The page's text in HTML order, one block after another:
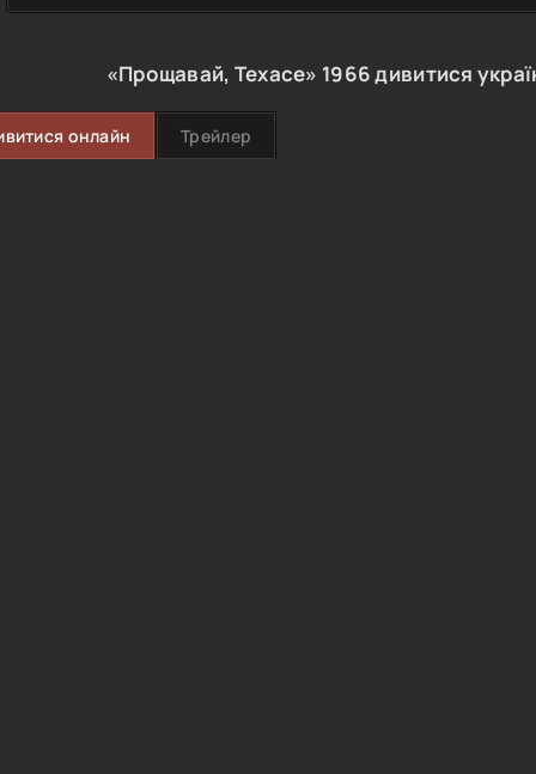
«Прощавай, Техасе» 1966дивитися
онлайн Трейлер